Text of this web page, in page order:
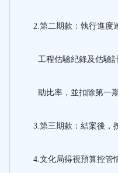
2.第二期款：執行進度達
工程估驗紀錄及估驗計
助比率，並扣除第一期
3.第三期款：結案後，按
4.文化局得視預算控管情